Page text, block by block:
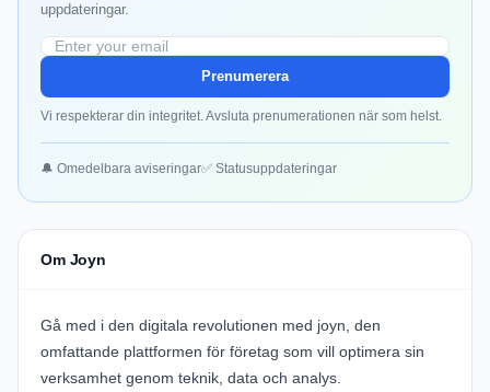
uppdateringar.
Prenumerera
Vi respekterar din integritet. Avsluta prenumerationen när som helst.
🔔 Omedelbara aviseringar✅ Statusuppdateringar
Om Joyn
Gå med i den digitala revolutionen med joyn, den
omfattande plattformen för företag som vill optimera sin
verksamhet genom teknik, data och analys.